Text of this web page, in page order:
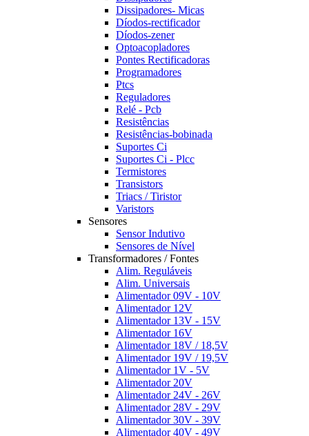
Dissipadores- Micas
Díodos-rectificador
Díodos-zener
Optoacopladores
Pontes Rectificadoras
Programadores
Ptcs
Reguladores
Relé - Pcb
Resistências
Resistências-bobinada
Suportes Ci
Suportes Ci - Plcc
Termistores
Transistors
Triacs / Tiristor
Varistors
Sensores
Sensor Indutivo
Sensores de Nível
Transformadores / Fontes
Alim. Reguláveis
Alim. Universais
Alimentador 09V - 10V
Alimentador 12V
Alimentador 13V - 15V
Alimentador 16V
Alimentador 18V / 18,5V
Alimentador 19V / 19,5V
Alimentador 1V - 5V
Alimentador 20V
Alimentador 24V - 26V
Alimentador 28V - 29V
Alimentador 30V - 39V
Alimentador 40V - 49V